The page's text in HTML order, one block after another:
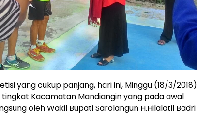
yang cukup panjang, hari ini, Minggu (18/3/2018)
Kacamatan Mandiangin yang pada awal
oleh Wakil Bupati Sarolangun H.Hilalatil Badri